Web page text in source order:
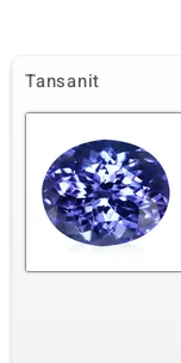
Tansanit